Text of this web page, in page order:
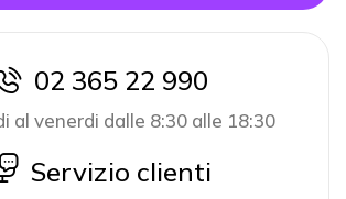
icon
02 365 22 990
al venerdi dalle 8:30 alle 18:30
icon
Servizio clienti